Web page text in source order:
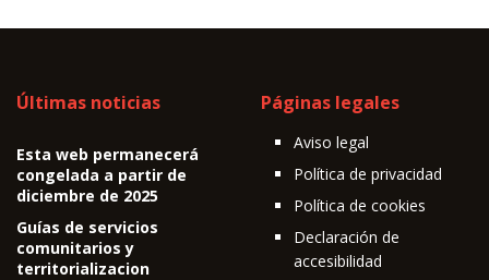
Últimas noticias
Esta web permanecerá
congelada a partir de
diciembre de 2025
Guías de servicios
comunitarios y
territorializacion
Páginas legales
Aviso legal
Política de privacidad
Política de cookies
Declaración de
accesibilidad